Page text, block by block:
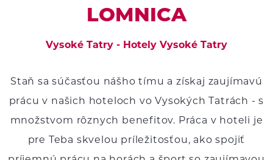
LOMNICA
Vysoké Tatry - Hotely Vysoké Tatry
Staň sa súčasťou nášho tímu a získaj zaujímavú
prácu v našich hoteloch vo Vysokých Tatrách - s
množstvom rôznych benefitov. Práca v hoteli je
pre Teba skvelou príležitosťou, ako spojiť